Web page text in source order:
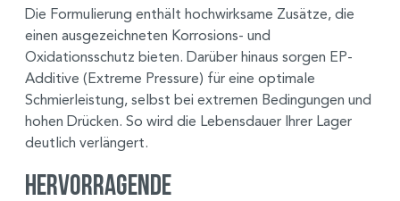
Die Formulierung enthält hochwirksame Zusätze, die
einen ausgezeichneten Korrosions- und
Oxidationsschutz bieten. Darüber hinaus sorgen EP-
Additive (Extreme Pressure) für eine optimale
Schmierleistung, selbst bei extremen Bedingungen und
hohen Drücken. So wird die Lebensdauer Ihrer Lager
deutlich verlängert.
Hervorragende